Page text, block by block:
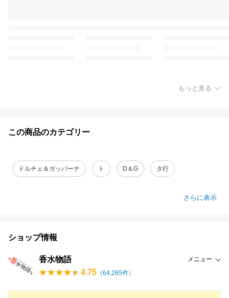
もっと見る
この商品のカテゴリー
ドルチェ＆ガッバーナ ト D＆G タ行
さらに表示
ショップ情報
香水物語 メニュー
4.75 （64,265件）